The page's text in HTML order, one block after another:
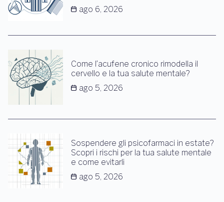
ago 6, 2026
Come l’acufene cronico rimodella il
cervello e la tua salute mentale?
ago 5, 2026
Sospendere gli psicofarmaci in estate?
Scopri i rischi per la tua salute mentale
e come evitarli
ago 5, 2026